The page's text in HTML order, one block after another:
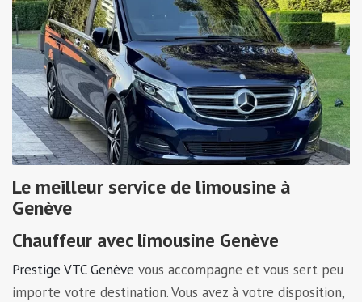
Le meilleur service de limousine à
Genève
Chauffeur avec limousine Genève
Prestige VTC Genève vous accompagne et vous sert peu
importe votre destination. Vous avez à votre disposition,